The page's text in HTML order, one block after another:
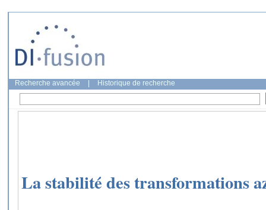
Recherche avancée Historique de recherche
La stabilité des transformations